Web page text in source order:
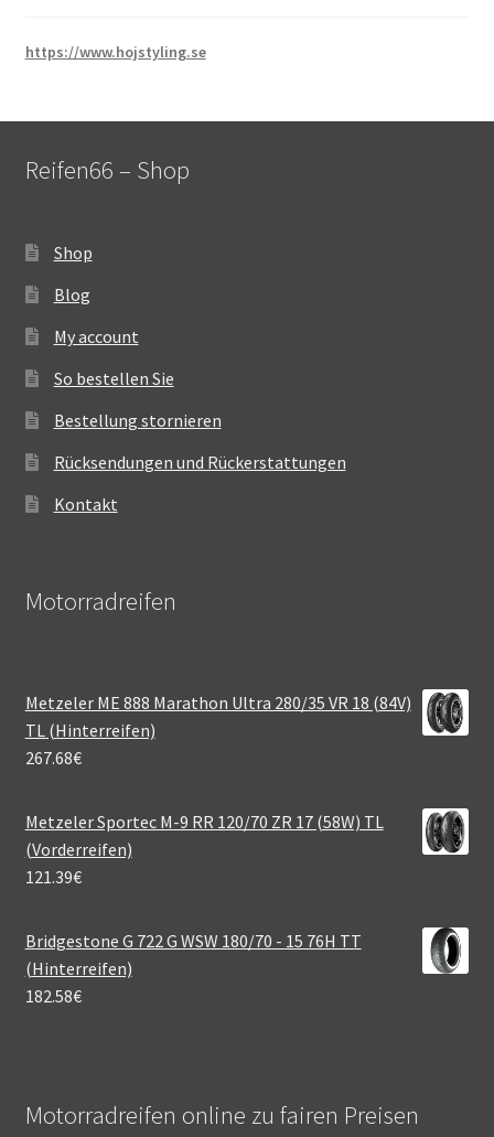
https://www.hojstyling.se
Reifen66 – Shop
Shop
Blog
My account
So bestellen Sie
Bestellung stornieren
Rücksendungen und Rückerstattungen
Kontakt
Motorradreifen
Metzeler ME 888 Marathon Ultra 280/35 VR 18 (84V)
TL (Hinterreifen)
267.68€
Metzeler Sportec M-9 RR 120/70 ZR 17 (58W) TL
(Vorderreifen)
121.39€
Bridgestone G 722 G WSW 180/70 - 15 76H TT
(Hinterreifen)
182.58€
Motorradreifen online zu fairen Preisen